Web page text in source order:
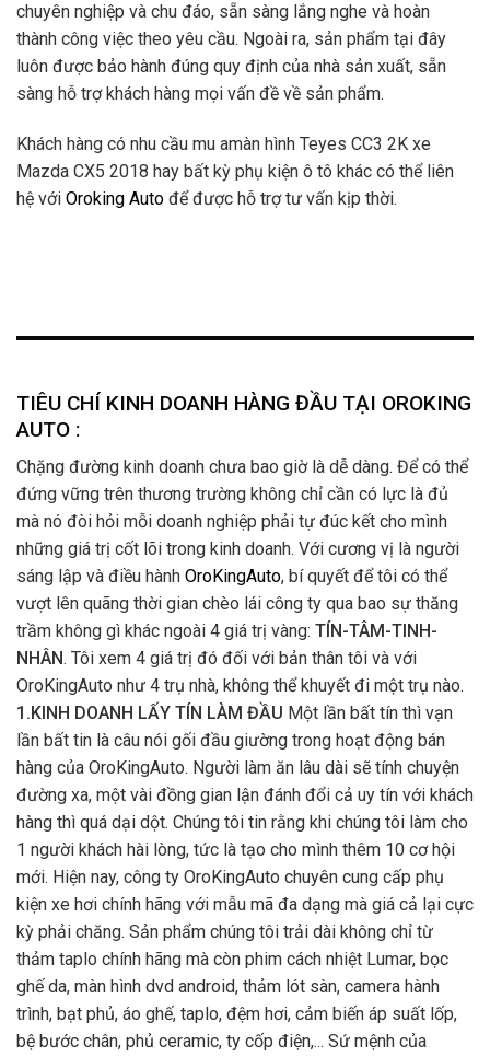
chuyên nghiệp và chu đáo, sẵn sàng lắng nghe và hoàn
thành công việc theo yêu cầu. Ngoài ra, sản phẩm tại đây
luôn được bảo hành đúng quy định của nhà sản xuất, sẵn
sàng hỗ trợ khách hàng mọi vấn đề về sản phẩm.
Khách hàng có nhu cầu mu amàn hình Teyes CC3 2K xe
Mazda CX5 2018 hay bất kỳ phụ kiện ô tô khác có thể liên
hệ với Oroking Auto để được hỗ trợ tư vấn kịp thời.
TIÊU CHÍ KINH DOANH HÀNG ĐẦU TẠI OROKING
AUTO :
Chặng đường kinh doanh chưa bao giờ là dễ dàng. Để có thể
đứng vững trên thương trường không chỉ cần có lực là đủ
mà nó đòi hỏi mỗi doanh nghiệp phải tự đúc kết cho mình
những giá trị cốt lõi trong kinh doanh. Với cương vị là người
sáng lập và điều hành OroKingAuto, bí quyết để tôi có thể
vượt lên quãng thời gian chèo lái công ty qua bao sự thăng
trầm không gì khác ngoài 4 giá trị vàng: TÍN-TÂM-TINH-
NHÂN. Tôi xem 4 giá trị đó đối với bản thân tôi và với
OroKingAuto như 4 trụ nhà, không thể khuyết đi một trụ nào.
1.KINH DOANH LẤY TÍN LÀM ĐẦU Một lần bất tín thì vạn
lần bất tin là câu nói gối đầu giường trong hoạt động bán
hàng của OroKingAuto. Người làm ăn lâu dài sẽ tính chuyện
đường xa, một vài đồng gian lận đánh đổi cả uy tín với khách
hàng thì quá dại dột. Chúng tôi tin rằng khi chúng tôi làm cho
1 người khách hài lòng, tức là tạo cho mình thêm 10 cơ hội
mới. Hiện nay, công ty OroKingAuto chuyên cung cấp phụ
kiện xe hơi chính hãng với mẫu mã đa dạng mà giá cả lại cực
kỳ phải chăng. Sản phẩm chúng tôi trải dài không chỉ từ
thảm taplo chính hãng mà còn phim cách nhiệt Lumar, bọc
ghế da, màn hình dvd android, thảm lót sàn, camera hành
trình, bạt phủ, áo ghế, taplo, đệm hơi, cảm biến áp suất lốp,
bệ bước chân, phủ ceramic, ty cốp điện,... Sứ mệnh của